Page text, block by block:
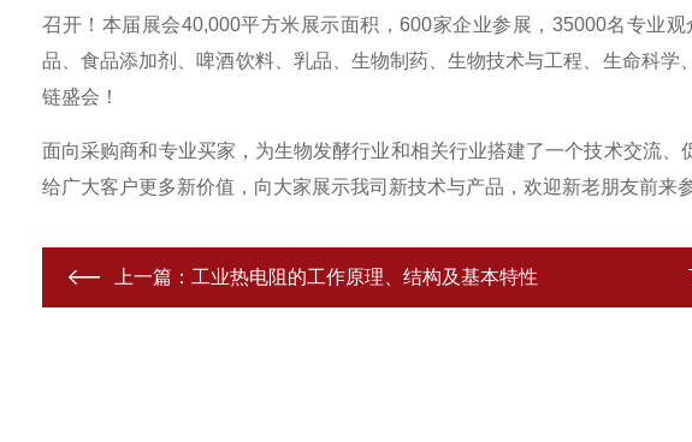
召开！本届展会40,000平方米展示面积， 600家企业参展， 35000名专业观
品、食品添加剂、啤酒饮料、乳品、生物制药、生物技术与工程、生命科学
链盛会！
面向采购商和专业买家，为生物发酵行业和相关行业搭建了一个技术交流
给广大客户更多新价值，向大家展示我司新技术与产品，欢迎新老朋友前来
上一篇： 工业热电阻的工作原理、结构及基本特性